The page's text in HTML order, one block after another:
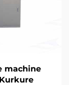
machine